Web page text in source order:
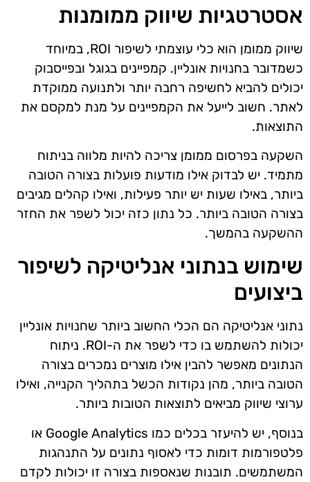
אסטרטגיות שיווק ממומנות
שיווק ממומן הוא כלי עוצמתי לשיפור ROI, במיוחד
כשמדובר בחנויות אונליין. קמפיינים בגוגל ובפייסבוק
יכולים להביא לחשיפה רחבה יותר ולתנועה ממוקדת
לאתר. חשוב לייעל את הקמפיינים על מנת למקסם את
התוצאות.
השקעה בפרסום ממומן צריכה להיות מלווה בניתוח
מתמיד. יש לבדוק אילו מודעות פועלות בצורה הטובה
ביותר, באילו שעות יש יותר פעילות, ואילו קהלים מגיבים
בצורה הטובה ביותר. כל נתון כזה יכול לשפר את החזר
ההשקעה בהמשך.
שימוש בנתוני אנליטיקה לשיפור
ביצועים
נתוני אנליטיקה הם הכלי החשוב ביותר שחנויות אונליין
יכולות להשתמש בו כדי לשפר את ה-ROI. ניתוח
הנתונים מאפשר להבין אילו מוצרים נמכרים בצורה
הטובה ביותר, מהן נקודות הכשל בתהליך הקנייה, ואילו
ערוצי שיווק מביאים לתוצאות הטובות ביותר.
בנוסף, יש להיעזר בכלים כמו Google Analytics או
פלטפורמות דומות כדי לאסוף נתונים על התנהגות
המשתמשים. תובנות שנאספות בצורה זו יכולות לקדם